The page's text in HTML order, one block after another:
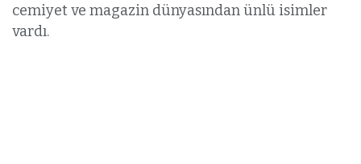
cemiyet ve magazin dünyasından ünlü isimler
vardı.